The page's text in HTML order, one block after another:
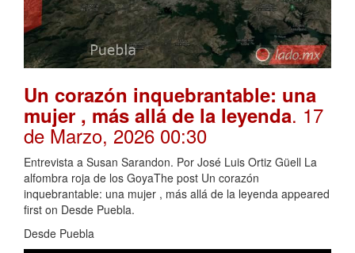
Un corazón inquebrantable: una
mujer , más allá de la leyenda. 17
de Marzo, 2026 00:30
Entrevista a Susan Sarandon. Por José Luis Ortiz Güell La
alfombra roja de los GoyaThe post Un corazón
inquebrantable: una mujer , más allá de la leyenda appeared
first on Desde Puebla.
Desde Puebla